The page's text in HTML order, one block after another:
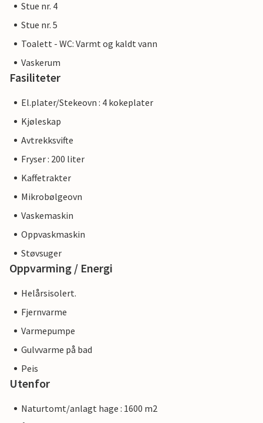
Stue nr. 4
Stue nr. 5
Toalett - WC: Varmt og kaldt vann
Vaskerum
Fasiliteter
El.plater/Stekeovn : 4 kokeplater
Kjøleskap
Avtrekksvifte
Fryser : 200 liter
Kaffetrakter
Mikrobølgeovn
Vaskemaskin
Oppvaskmaskin
Støvsuger
Oppvarming / Energi
Helårsisolert.
Fjernvarme
Varmepumpe
Gulvvarme på bad
Peis
Utenfor
Naturtomt/anlagt hage : 1600 m2